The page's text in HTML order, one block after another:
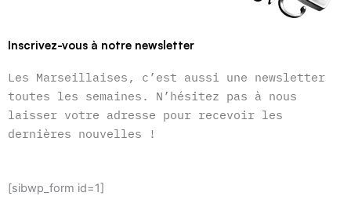
Inscrivez-vous à notre newsletter
Les Marseillaises, c’est aussi une newsletter
toutes les semaines. N’hésitez pas à nous
laisser votre adresse pour recevoir les
dernières nouvelles !
[sibwp_form id=1]